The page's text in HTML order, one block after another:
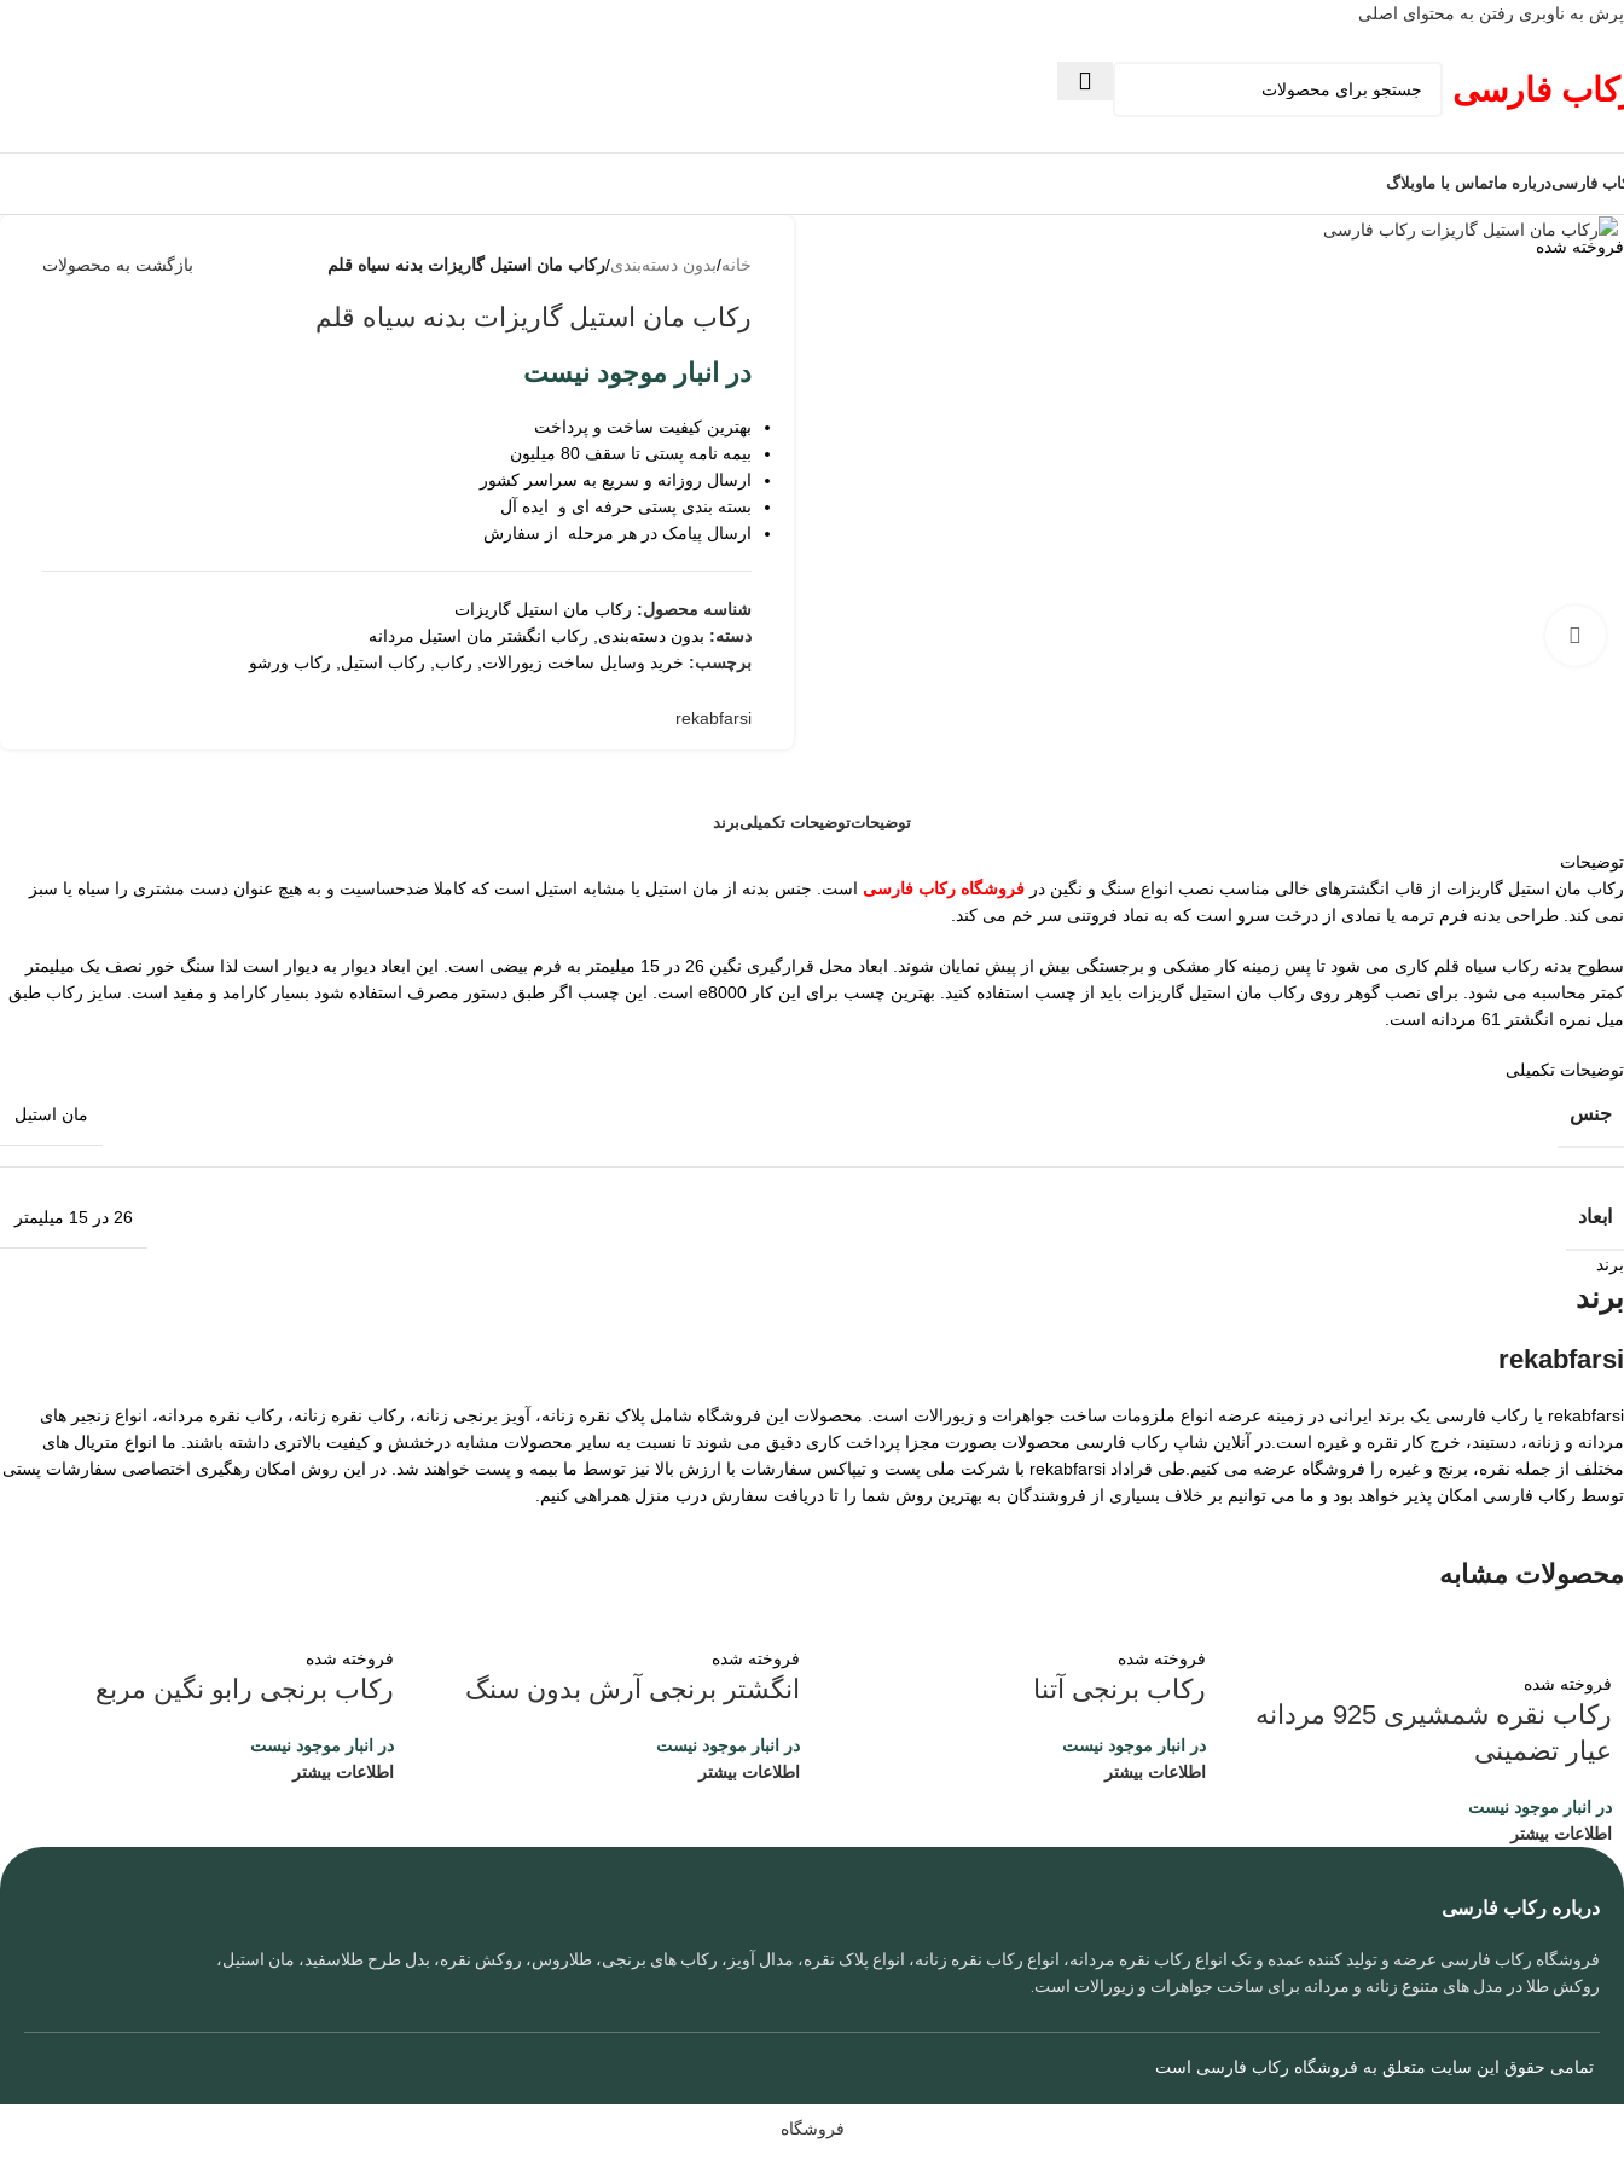
پرش به ناوبری رفتن به محتوای اصلی
فارسی
فارسیدرباره ماتماس با ماوبلاگ
فروخته شده
زمانیکه
موجود شد
خانه/بدون دسته‌بندی/رکاب مان استیل گاریزات بدنه سیاه قلم بازگشت به محصولات
رکاب مان استیل گاریزات بدنه سیاه قلم
در انبار موجود نیست
بهترین کیفیت ساخت و پرداخت
بیمه نامه پستی تا سقف 80 میلیون
ارسال روزانه و سریع به سراسر کشور
بسته بندی پستی حرفه ای و ایده آل
ارسال پیامک در هر مرحله از سفارش
شناسه محصول: رکاب مان استیل گاریزات
دسته: بدون دسته‌بندی
رکاب انگشتر مان استیل مردانه
برچسب: خرید وسایل ساخت زیورالات رکاب رکاب استیل رکاب ورشو
rekabfarsi
توضیحاتتوضیحات تکمیلیبرند
توضیحات
رکاب مان استیل گاریزات از قاب انگشترهای خالی مناسب نصب انواع سنگ و نگین در فروشگاه رکاب فارسی است. جنس بدنه از مان استیل یا مشابه استیل است که کاملا ضدحساسیت و به هیچ عنوان دست مشتری را سیاه یا سبز
نمی کند. طراحی بدنه فرم ترمه یا نمادی از درخت سرو است که به نماد فروتنی سر خم می کند.
سطوح بدنه رکاب سیاه قلم کاری می شود تا پس زمینه کار مشکی و برجستگی بیش از پیش نمایان شوند. ابعاد محل قرارگیری نگین 26 در 15 میلیمتر به فرم بیضی است. این ابعاد دیوار به دیوار است لذا سنگ خور نصف یک میلیمتر
کمتر محاسبه می شود. برای نصب گوهر روی رکاب مان استیل گاریزات باید از چسب استفاده کنید. بهترین چسب برای این کار e8000 است. این چسب اگر طبق دستور مصرف استفاده شود بسیار کارامد و مفید است. سایز رکاب طبق
میل نمره انگشتر 61 مردانه است.
توضیحات تکمیلی
جنس مان استیل
ابعاد 26 در 15 میلیمتر
برند
برند
rekabfarsi
rekabfarsi یا رکاب فارسی یک برند ایرانی در زمینه عرضه انواع ملزومات ساخت جواهرات و زیورالات است. محصولات این فروشگاه شامل پلاک نقره زنانه، آویز برنجی زنانه، رکاب نقره زنانه، رکاب نقره مردانه، انواع زنجیر های
مردانه و زنانه، دستبند، خرج کار نقره و غیره است.در آنلاین شاپ رکاب فارسی محصولات بصورت مجزا پرداخت کاری دقیق می شوند تا نسبت به سایر محصولات مشابه درخشش و کیفیت بالاتری داشته باشند. ما انواع متریال های
مختلف از جمله نقره، برنج و غیره را فروشگاه عرضه می کنیم.طی قراداد rekabfarsi با شرکت ملی پست و تیپاکس سفارشات با ارزش بالا نیز توسط ما بیمه و پست خواهند شد. در این روش امکان رهگیری اختصاصی سفارشات پستی
توسط رکاب فارسی امکان پذیر خواهد بود و ما می توانیم بر خلاف بسیاری از فروشندگان به بهترین روش شما را تا دریافت سفارش درب منزل همراهی کنیم.
محصولات مشابه
فروخته شده
رکاب نقره شمشیری 925 مردانه
عیار تضمینی
در انبار موجود نیست
اطلاعات بیشتر
فروخته شده
رکاب برنجی آتنا
در انبار موجود نیست
اطلاعات بیشتر
فروخته شده
انگشتر برنجی آرش بدون سنگ
در انبار موجود نیست
اطلاعات بیشتر
فروخته شده
رکاب برنجی رابو نگین مربع
در انبار موجود نیست
اطلاعات بیشتر
درباره رکاب فارسی
فروشگاه رکاب فارسی عرضه و تولید کننده عمده و تک انواع رکاب نقره مردانه، انواع رکاب نقره زنانه، انواع پلاک نقره، مدال آویز، رکاب های برنجی، طلاروس، روکش نقره، بدل طرح طلاسفید، مان استیل،
روکش طلا در مدل های متنوع زنانه و مردانه برای ساخت جواهرات و زیورالات است.
تمامی حقوق این سایت متعلق به فروشگاه رکاب فارسی است
فروشگاه